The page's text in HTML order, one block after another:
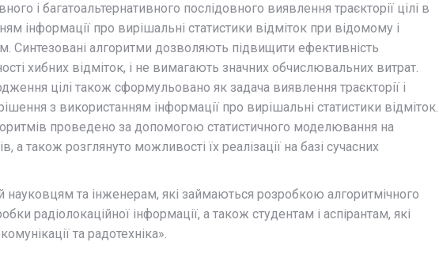
і багатоальтернативного послідовного виявлення траєкторії цілі в
інформації про вирішальні статистики відміток при відомому і
Синтезовані алгоритми дозволяють підвищити ефективність
хибних відміток, і не вимагають значних обчислювальних витрат.
цілі також сформульовано як задача виявлення траєкторії і
з використанням інформації про вирішальні статистики відміток.
проведено за допомогою статистичного моделювання на
а також розглянуто можливості їх реалізації на базі сучасних
та інженерам, які займаються розробкою алгоритмічного
радіолокаційної інформації, а також студентам і аспірантам, які
та радотехніка».